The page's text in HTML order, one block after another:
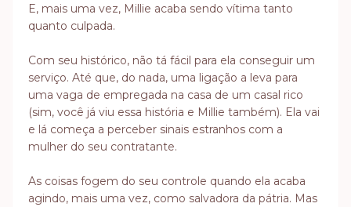
E, mais uma vez, Millie acaba sendo vítima tanto
quanto culpada.
Com seu histórico, não tá fácil para ela conseguir um
serviço. Até que, do nada, uma ligação a leva para
uma vaga de empregada na casa de um casal rico
(sim, você já viu essa história e Millie também). Ela vai
e lá começa a perceber sinais estranhos com a
mulher do seu contratante.
As coisas fogem do seu controle quando ela acaba
agindo, mais uma vez, como salvadora da pátria. Mas